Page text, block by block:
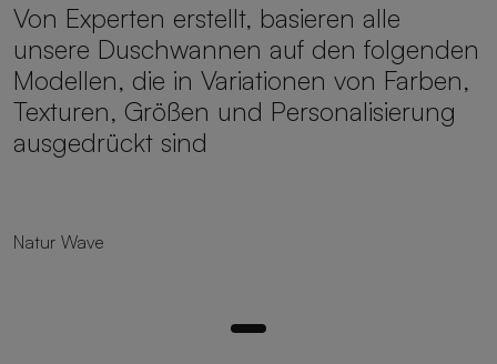
Von Experten erstellt, basieren alle
unsere Duschwannen auf den folgenden
Modellen, die in Variationen von Farben,
Texturen, Größen und Personalisierung
ausgedrückt sind
Natur Wave